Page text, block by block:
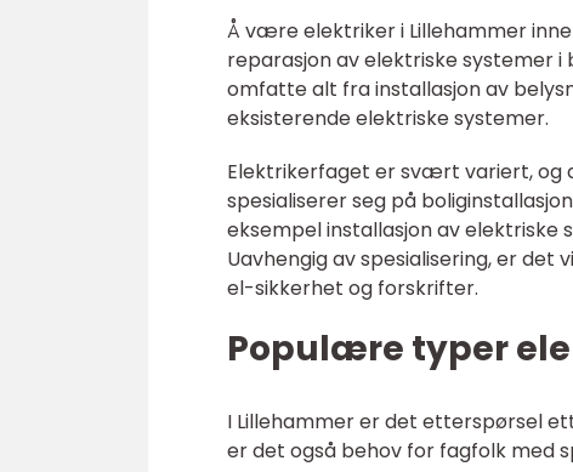
Å være elektriker i Lillehammer
reparasjon av elektriske systemer
omfatte alt fra installasjon av
eksisterende elektriske systemer.
Elektrikerfaget er svært variert, og
spesialiserer seg på
eksempel installasjon av elektriske
Uavhengig av spesialisering, er
el-sikkerhet og forskrifter.
Populære typer
I Lillehammer er det etterspørsel
er det også behov for fagfolk med